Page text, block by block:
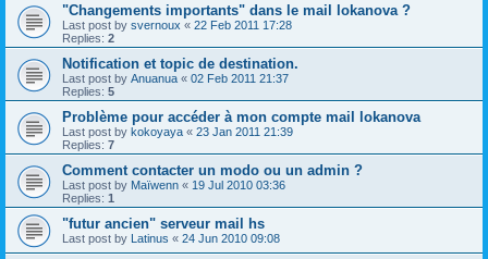
"Changements importants" dans le mail lokanova ?
Last post by svernoux « 22 Feb 2011 17:28
Replies: 2
Notification et topic de destination.
Last post by Anuanua « 02 Feb 2011 21:37
Replies: 5
Problème pour accéder à mon compte mail lokanova
Last post by kokoyaya « 23 Jan 2011 21:39
Replies: 7
Comment contacter un modo ou un admin ?
Last post by Maïwenn « 19 Jul 2010 03:36
Replies: 1
"futur ancien" serveur mail hs
Last post by Latinus « 24 Jun 2010 09:08